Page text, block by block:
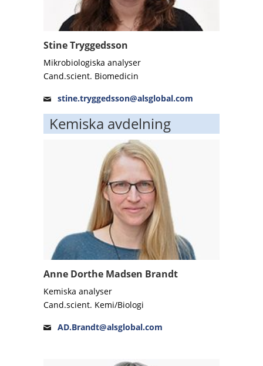
Stine Tryggedsson
Mikrobiologiska analyser
Cand.scient. Biomedicin
stine.tryggedsson@alsglobal.com
Kemiska avdelning
Anne Dorthe Madsen Brandt
Kemiska analyser
Cand.scient. Kemi/Biologi
AD.Brandt@alsglobal.com